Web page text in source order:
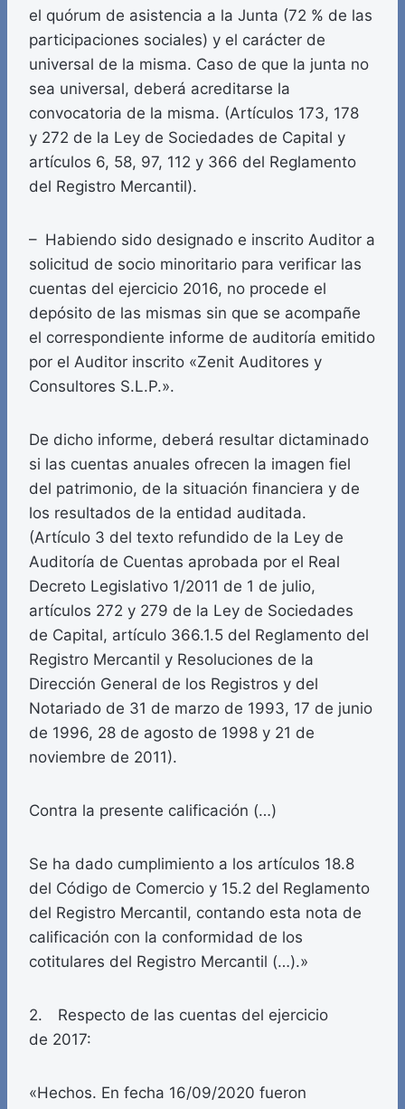
el quórum de asistencia a la Junta (72 % de las
participaciones sociales) y el carácter de
universal de la misma. Caso de que la junta no
sea universal, deberá acreditarse la
convocatoria de la misma. (Artículos 173, 178
y 272 de la Ley de Sociedades de Capital y
artículos 6, 58, 97, 112 y 366 del Reglamento
del Registro Mercantil).
– Habiendo sido designado e inscrito Auditor a
solicitud de socio minoritario para verificar las
cuentas del ejercicio 2016, no procede el
depósito de las mismas sin que se acompañe
el correspondiente informe de auditoría emitido
por el Auditor inscrito «Zenit Auditores y
Consultores S.L.P.».
De dicho informe, deberá resultar dictaminado
si las cuentas anuales ofrecen la imagen fiel
del patrimonio, de la situación financiera y de
los resultados de la entidad auditada.
(Artículo 3 del texto refundido de la Ley de
Auditoría de Cuentas aprobada por el Real
Decreto Legislativo 1/2011 de 1 de julio,
artículos 272 y 279 de la Ley de Sociedades
de Capital, artículo 366.1.5 del Reglamento del
Registro Mercantil y Resoluciones de la
Dirección General de los Registros y del
Notariado de 31 de marzo de 1993, 17 de junio
de 1996, 28 de agosto de 1998 y 21 de
noviembre de 2011).
Contra la presente calificación (…)
Se ha dado cumplimiento a los artículos 18.8
del Código de Comercio y 15.2 del Reglamento
del Registro Mercantil, contando esta nota de
calificación con la conformidad de los
cotitulares del Registro Mercantil (…).»
2. Respecto de las cuentas del ejercicio
de 2017:
«Hechos. En fecha 16/09/2020 fueron